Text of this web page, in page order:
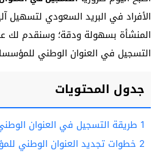
الأفراد في البريد السعودي لتسهيل
المنشأة بسهولة ودقة؛ وسنقدم لك
التسجيل في العنوان الوطني
جدول المحتويات
1 طريقة التسجيل في العنوان
2 خطوات تجديد العنوان الوطني